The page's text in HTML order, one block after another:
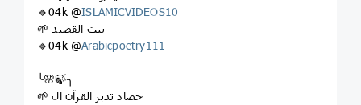
🔹04k @ISLAMICVIDEOS10
🌱 بيت القصيد
🔹04k @Arabicpoetry111
╰🌸🍃╮
🌱 حصاد تدبر القرآن ال